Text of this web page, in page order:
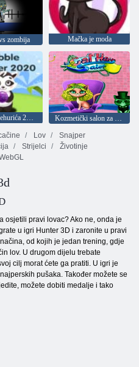
zombija Mačka je moda
Shooter mjehurića 2020
Kozmetički salon za mačke
Lov
Snajper
Strijelci
Životinje
osjetili pravi lovac? Ako ne, onda je
u igri Hunter 3D i zaronite u pravi
od kojih je jedan trening, gdje
lov. U drugom dijelu trebate
cilj morat ćete ga pratiti. U igri je
pušaka. Također možete se
možete dobiti medalje i tako